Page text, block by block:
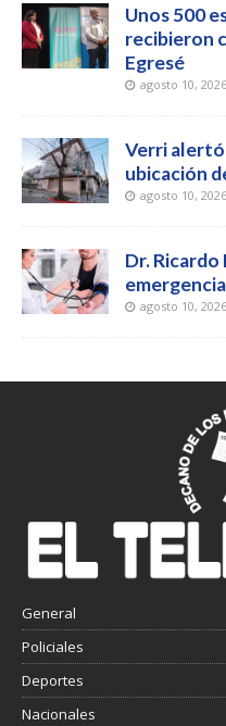
Unos 500
recibieron
Egresé
agosto 10,
Verri alertó
ubicación
agosto 10,
Dr. Ricardo
agosto 10,
General
Policiales
Deportes
Nacionales